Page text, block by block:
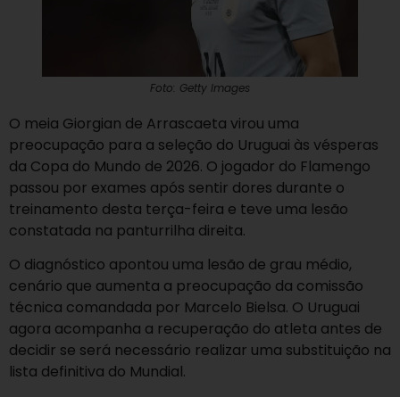
Foto: Getty Images
O meia Giorgian de Arrascaeta virou uma
preocupação para a seleção do Uruguai às vésperas
da Copa do Mundo de 2026. O jogador do Flamengo
passou por exames após sentir dores durante o
treinamento desta terça-feira e teve uma lesão
constatada na panturrilha direita.
O diagnóstico apontou uma lesão de grau médio,
cenário que aumenta a preocupação da comissão
técnica comandada por Marcelo Bielsa. O Uruguai
agora acompanha a recuperação do atleta antes de
decidir se será necessário realizar uma substituição na
lista definitiva do Mundial.